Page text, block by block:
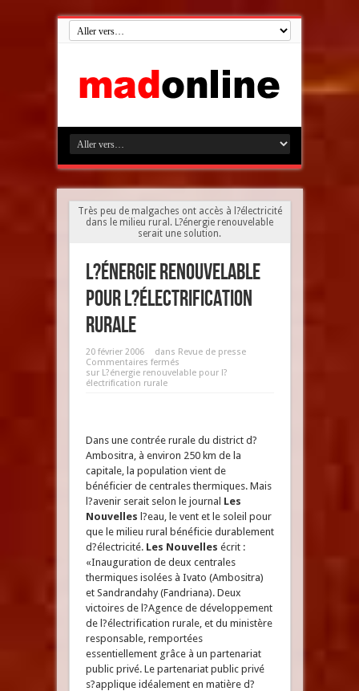
Très peu de malgaches ont accès à l?électricité
dans le milieu rural. L?énergie renouvelable
serait une solution.
L?énergie renouvelable
pour l?électrification
rurale
20 février 2006 dans Revue de presse
Commentaires fermés
sur L?énergie renouvelable pour l?
électrification rurale
Dans une contrée rurale du district d?
Ambositra, à environ 250 km de la
capitale, la population vient de
bénéficier de centrales thermiques. Mais
l?avenir serait selon le journal Les
Nouvelles l?eau, le vent et le soleil pour
que le milieu rural bénéficie durablement
d?électricité. Les Nouvelles écrit :
«Inauguration de deux centrales
thermiques isolées à Ivato (Ambositra)
et Sandrandahy (Fandriana). Deux
victoires de l?Agence de développement
de l?électrification rurale, et du ministère
responsable, remportées
essentiellement grâce à un partenariat
public privé. Le partenariat public privé
s?applique idéalement en matière d?